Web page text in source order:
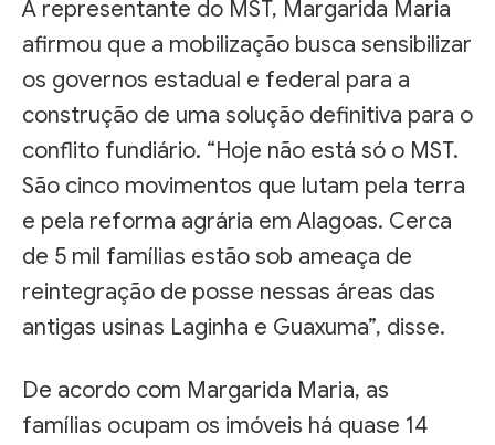
A representante do MST, Margarida Maria
afirmou que a mobilização busca sensibilizar
os governos estadual e federal para a
construção de uma solução definitiva para o
conflito fundiário. “Hoje não está só o MST.
São cinco movimentos que lutam pela terra
e pela reforma agrária em Alagoas. Cerca
de 5 mil famílias estão sob ameaça de
reintegração de posse nessas áreas das
antigas usinas Laginha e Guaxuma”, disse.
De acordo com Margarida Maria, as
famílias ocupam os imóveis há quase 14